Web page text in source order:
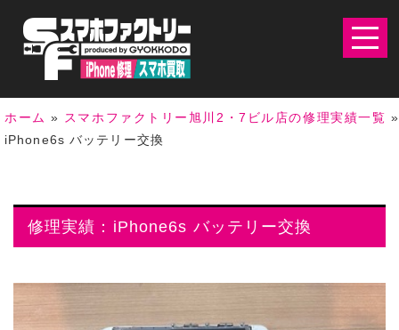
ホーム » スマホファクトリー旭川2・7ビル店の修理実績一覧 »
iPhone6s バッテリー交換
修理実績：iPhone6s バッテリー交換